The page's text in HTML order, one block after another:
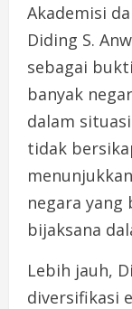
Akademisi
Diding S.
sebagai
banyak
dalam
tidak
negara
bijaksana
Lebih jauh,
diversifikasi